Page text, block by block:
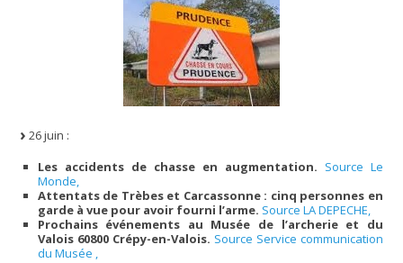
26 juin :
Les accidents de chasse en augmentation. Source Le
Monde,
Attentats de Trèbes et Carcassonne : cinq personnes en
garde à vue pour avoir fourni l’arme. Source LA DEPECHE,
Prochains événements au Musée de l’archerie et du
Valois 60800 Crépy-en-Valois. Source Service communication
du Musée ,